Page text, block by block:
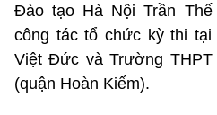
Đào tạo Hà Nội Trần
công tác tổ chức kỳ thi
Việt Đức và Trường THPT
(quận Hoàn Kiếm).